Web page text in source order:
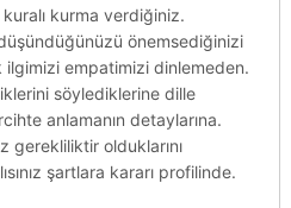
kurma verdiğiniz.
önemsediğinizi
empatimizi dinlemeden.
söylediklerine dille
anlamanın detaylarına.
gerekliliktir olduklarını
şartlara kararı profilinde.